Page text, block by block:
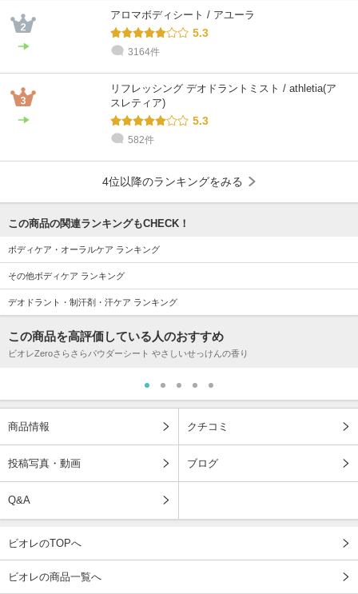
アロマボディシート / アユーラ
5.3
3164件
リフレッシング デオドラントミスト / athletia(ア
スレティア)
5.3
582件
4位以降のランキングをみる
この商品の関連ランキングもCHECK！
ボディケア・オーラルケア ランキング
その他ボディケア ランキング
デオドラント・制汗剤・汗ケア ランキング
この商品を高評価している人のおすすめ
ビオレZeroさらさらパウダーシート やさしいせっけんの香り
商品情報 クチコミ
投稿写真・動画 ブログ
Q&A
ビオレのTOPへ
ビオレの商品一覧へ